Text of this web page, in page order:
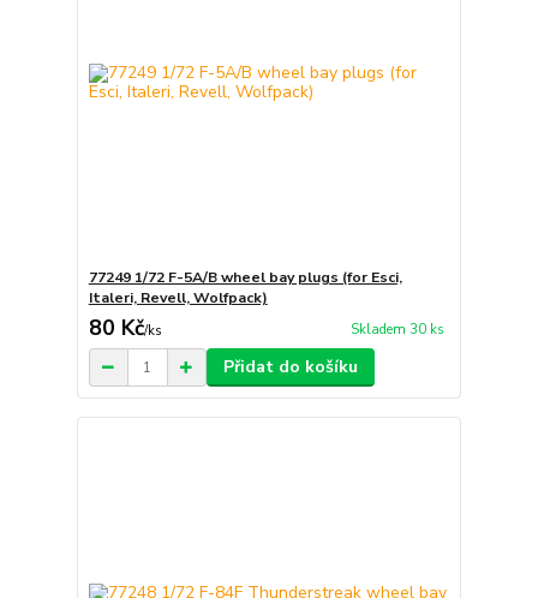
77249 1/72 F-5A/B wheel bay plugs (for Esci,
Italeri, Revell, Wolfpack)
80 Kč/ks Skladem 30 ks
Přidat do košíku